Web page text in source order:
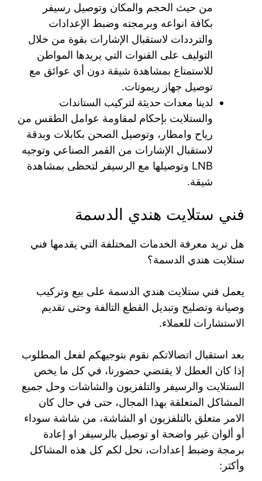
من حيث الحجم والمكان وتوصيل رسيفر
بكافة انواعه وبرمجته وضبط الإعدادات
والترددات لاستقبال الإشارات بقوة من خلال
التوليف على القنوات التي يريدها المواطن
للاستمتاع بمشاهدة شيقة دون أي عوائق مع
توصيل جهاز ريموتات.
لدينا معدات حديثة لتركيب الستاندات
والستلايت بإحكام لمقاومة عوامل الطقس من
رياح وامطار، وتوصيل الصحن بكابلات وبدقة
لاستقبال الإشارات من القمر الصناعي وتوجيه
LNB وتوصيلها مع الرسيفر لتحظى بمشاهدة
شيقة.
فني ستلايت هندي الدسمة
هل تريد معرفة الخدمات المختلفة التي يقدمها فني
ستلايت هندي الدسمة؟
يعمل فني ستلايت هندي الدسمة على بيع وتركيب
وصيانة وتصليح وتبديل القطع التالفة وحتى تقديم
الاستشارات للعملاء.
بعد استقبال اتصالاتكم نقوم بتوجيهكم لفعل المطلوب
إذا كان العطل لا يقتضي حضورنا، في كل ما يخص
الستلايت والرسيفر والتلفزيون والشاشات وحل جميع
المشاكل المتعلقة بهذا المجال، حتى في حال كان
الامر متعلق بالتلفزيون او الشاشة، من شاشة سوداء
أو ألوان غير واضحة او توصيل بالرسيفر او إعادة
برمجة وضبط إعدادات، نحل لكم كل هذه المشاكل
وأكثر: